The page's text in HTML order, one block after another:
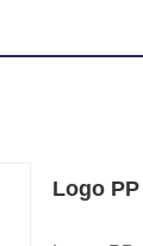
Logo